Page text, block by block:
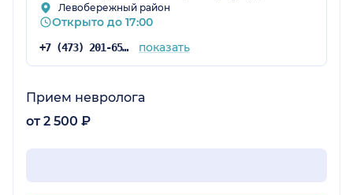
Левобережный район
Открыто до 17:00
+7 (473) 201-65-34 показать
Прием невролога
от 2 500 ₽